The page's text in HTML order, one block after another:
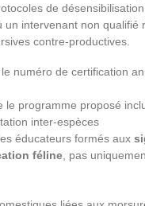
de
un intervenant non qualifié
contre-productives.
numéro de certification
le programme proposé
inter-espèces
éducateurs formés aux
féline, pas